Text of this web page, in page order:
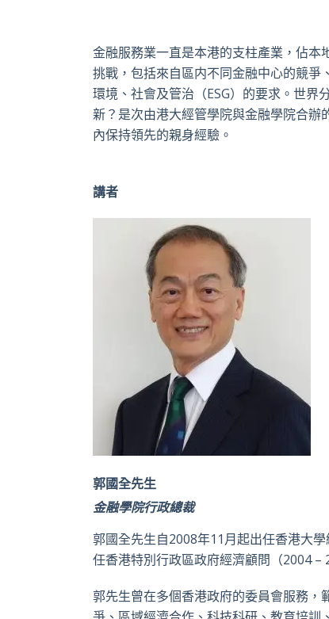
金融服務業一直是本港的支柱產業，佔
挑戰，包括來自區内不同金融中心的競爭
環境、社會及管治（ESG）的要求。世
新？是次由港大經管學院與金融學院合
內保持領先的親身經驗。
講者
郭國全先生
金融學院行政總裁
郭國全先生自2008年11月起出任香港大
任香港特別行政區政府經濟顧問（2004 –
郭先生曾在多個香港政府的委員會服務